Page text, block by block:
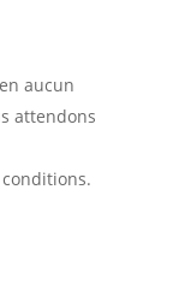
aucun
attendons